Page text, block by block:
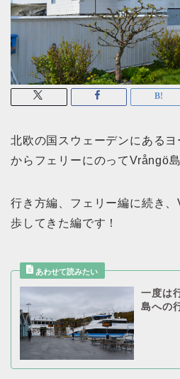
北欧の国スウェーデンにある
からフェリーにのってVrångö
行き方編、フェリー編に続き
歩してきた編です！
一度は
島への